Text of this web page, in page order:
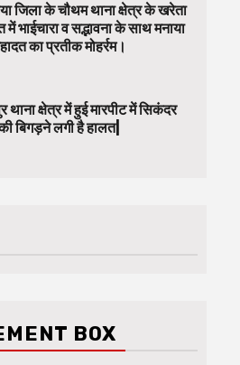
जिला के चौथम थाना क्षेत्र के खरेता
में भाईचारा व सद्भावना के साथ मनाया
का प्रतीक मोहर्रम।
थाना क्षेत्र में हुई मारपीट में सिकंदर
बिगड़ने लगी है हालत|
BOX